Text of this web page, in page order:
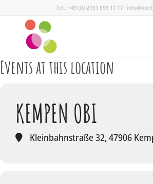
Tel.: +49 (0) 2151 659 17 17 ·
Events at this location
KEMPEN OBI
Kleinbahnstraße 32, 47906